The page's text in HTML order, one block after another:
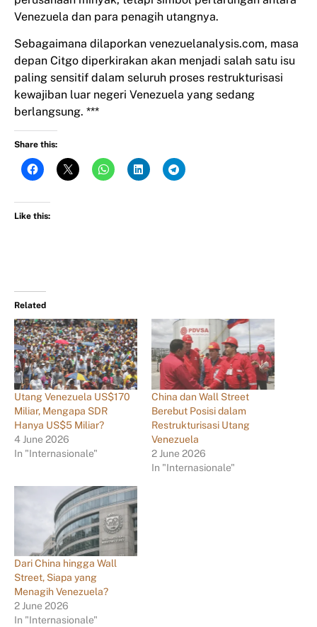
Venezuela dan para penagih utangnya.
Sebagaimana dilaporkan venezuelanalysis.com, masa
depan Citgo diperkirakan akan menjadi salah satu isu
paling sensitif dalam seluruh proses restrukturisasi
kewajiban luar negeri Venezuela yang sedang
berlangsung. ***
Share this:
Like this:
Related
Utang Venezuela US$170
Miliar, Mengapa SDR
Hanya US$5 Miliar?
4 June 2026
In "Internasionale"
China dan Wall Street
Berebut Posisi dalam
Restrukturisasi Utang
Venezuela
2 June 2026
In "Internasionale"
Dari China hingga Wall
Street, Siapa yang
Menagih Venezuela?
2 June 2026
In "Internasionale"